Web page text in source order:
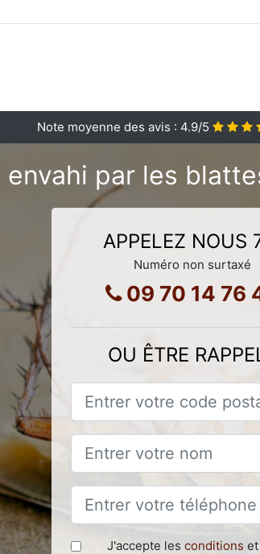
Note moyenne des avis : 4.9/5
envahi par les
APPELEZ NOUS
Numéro non surtaxé
09 70 14 76
OU ÊTRE
J'accepte les conditions